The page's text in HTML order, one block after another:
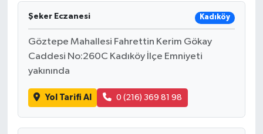
Şeker Eczanesi Kadıköy
Göztepe Mahallesi Fahrettin Kerim Gökay
Caddesi No:260C Kadıköy İlçe Emniyeti
yakınında
Yol Tarifi Al 0 (216) 369 81 98